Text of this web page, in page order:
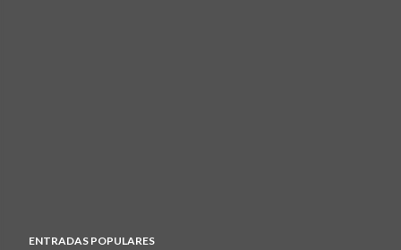
ENTRADAS POPULARES